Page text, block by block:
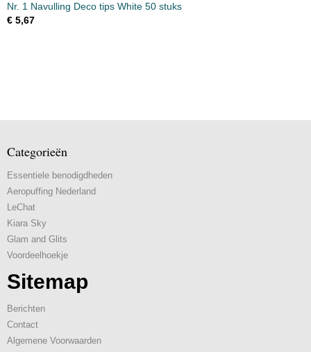
Nr. 1 Navulling Deco tips White 50 stuks
€ 5,67
Categorieën
Essentiele benodigdheden
Aeropuffing Nederland
LeChat
Kiara Sky
Glam and Glits
Voordeelhoekje
Sitemap
Berichten
Contact
Algemene Voorwaarden